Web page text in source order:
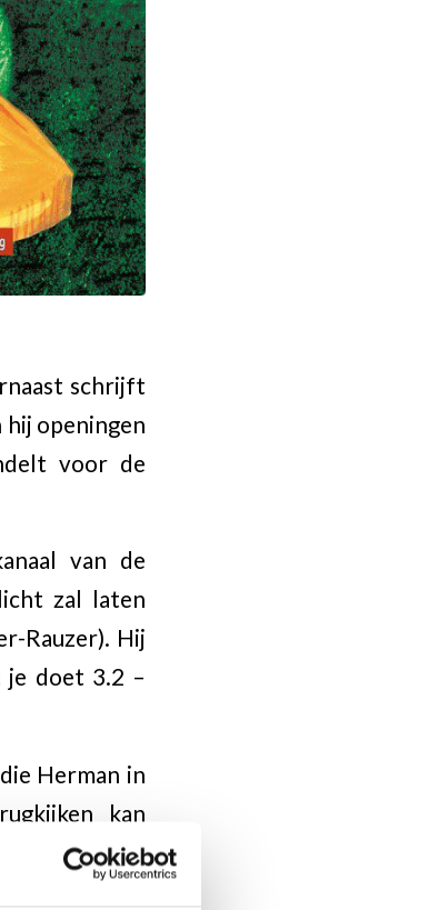
schrijft
hij openingen
voor de
van de
zal laten
Rauzer). Hij
je doet 3.2 –
Herman in
kan